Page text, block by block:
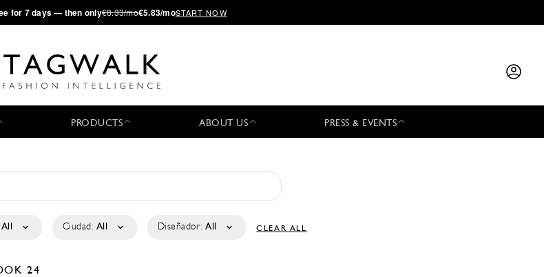
for 7 days — then only€8.33/mo€5.83/moSTART NOW
PRODUCTS ABOUT US PRESS & EVENTS
All Ciudad: All Diseñador: All CLEAR ALL
24